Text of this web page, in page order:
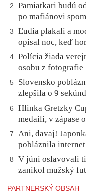
2
Pamiatkari budú
po mafiánovi
3
Ľudia plakali a
opísal noc, keď
4 Polícia žiada
osobu z fotografie
5
Slovensko
zlepšila o 9
6
Hlinka Gretzky
medailí, v zápase
7
Ani, davaj!
pobláznila
8
V júni oslavovali
zanikol mužský
PARTNERSKÝ OBSAH